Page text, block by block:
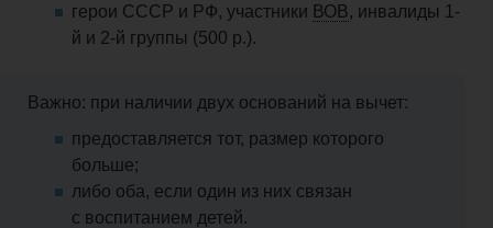
герои СССР и РФ, участники ВОВ, инвалиды 1-
й и 2-й группы (500 р.).
Важно: при наличии двух оснований на вычет:
предоставляется тот, размер которого
больше;
либо оба, если один из них связан
с воспитанием детей.